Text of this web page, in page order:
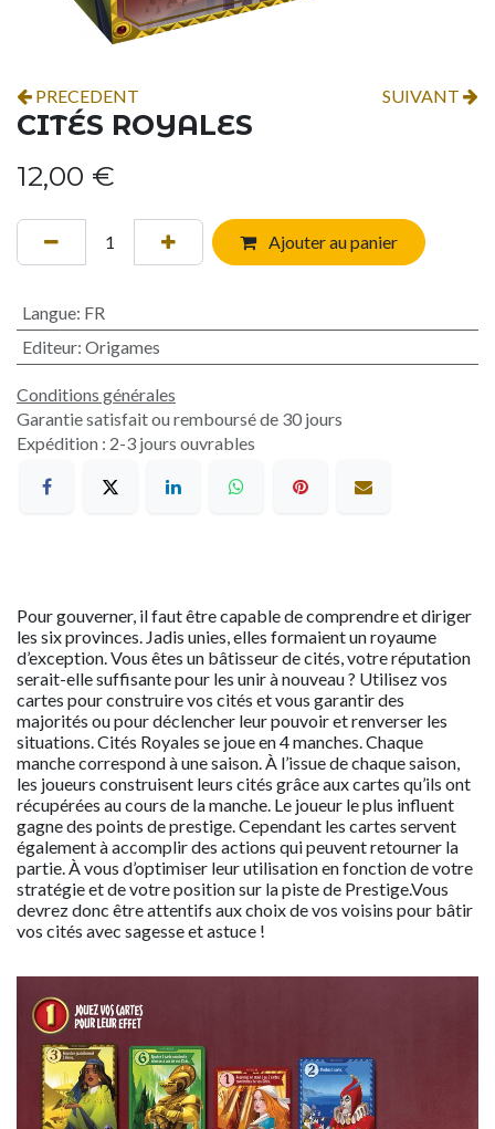
PRECEDENT SUIVANT
CITÉS ROYALES
12,00 €
Ajouter au panier
Langue: FR
Editeur: Origames
Conditions générales
Garantie satisfait ou remboursé de 30 jours
Expédition : 2-3 jours ouvrables
Pour gouverner, il faut être capable de comprendre et diriger
les six provinces. Jadis unies, elles formaient un royaume
d’exception. Vous êtes un bâtisseur de cités, votre réputation
serait-elle suffisante pour les unir à nouveau ? Utilisez vos
cartes pour construire vos cités et vous garantir des
majorités ou pour déclencher leur pouvoir et renverser les
situations. Cités Royales se joue en 4 manches. Chaque
manche correspond à une saison. À l’issue de chaque saison,
les joueurs construisent leurs cités grâce aux cartes qu’ils ont
récupérées au cours de la manche. Le joueur le plus influent
gagne des points de prestige. Cependant les cartes servent
également à accomplir des actions qui peuvent retourner la
partie. À vous d’optimiser leur utilisation en fonction de votre
stratégie et de votre position sur la piste de Prestige.Vous
devrez donc être attentifs aux choix de vos voisins pour bâtir
vos cités avec sagesse et astuce !